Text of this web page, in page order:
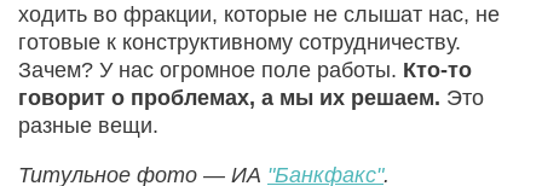
ходить во фракции, которые не слышат нас, не
готовые к конструктивному сотрудничеству.
Зачем? У нас огромное поле работы. Кто-то
говорит о проблемах, а мы их решаем. Это
разные вещи.
Титульное фото — ИА "Банкфакс".